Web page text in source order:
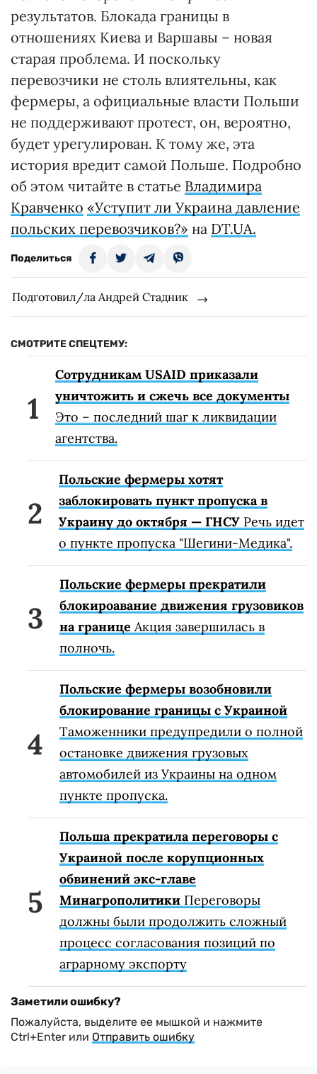
результатов. Блокада границы в
отношениях Киева и Варшавы – новая
старая проблема. И поскольку
перевозчики не столь влиятельны, как
фермеры, а официальные власти Польши
не поддерживают протест, он, вероятно,
будет урегулирован. К тому же, эта
история вредит самой Польше. Подробно
об этом читайте в статье Владимира
Кравченко «Уступит ли Украина давление
польских перевозчиков?» на DT.UA.
Поделиться
Подготовил/ла Андрей Стадник
СМОТРИТЕ СПЕЦТЕМУ:
Сотрудникам USAID приказали
уничтожить и сжечь все документы
Это – последний шаг к ликвидации
агентства.
Польские фермеры хотят
заблокировать пункт пропуска в
Украину до октября — ГНСУ Речь идет
о пункте пропуска "Шегини-Медика".
Польские фермеры прекратили
блокироавание движения грузовиков
на границе Акция завершилась в
полночь.
Польские фермеры возобновили
блокирование границы с Украиной
Таможенники предупредили о полной
остановке движения грузовых
автомобилей из Украины на одном
пункте пропуска.
Польша прекратила переговоры с
Украиной после корупционных
обвинений экс-главе
Минагрополитики Переговоры
должны были продолжить сложный
процесс согласования позиций по
аграрному экспорту
Заметили ошибку?
Пожалуйста, выделите ее мышкой и нажмите
Ctrl+Enter или Отправить ошибку